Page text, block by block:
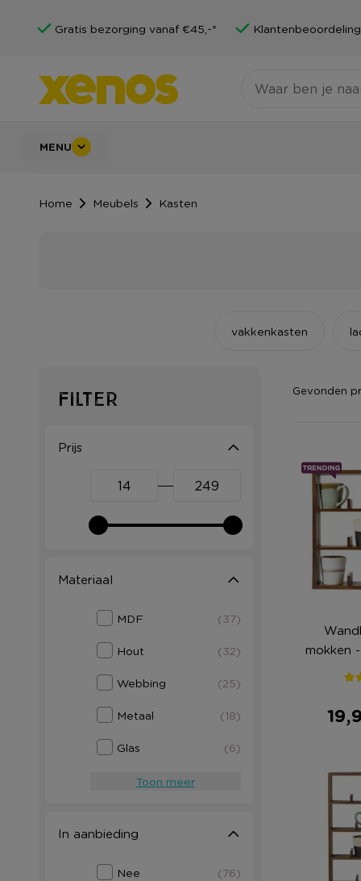
Gratis bezorging vanaf €45,-*
MENU
Home Meubels Kasten
vakkenkasten
Filter
Prijs
Materiaal
MDF (37)
Hout (32)
Webbing (25)
Metaal (18)
Glas (6)
Toon meer
In aanbieding
Nee (76)
Gevonden
mokken